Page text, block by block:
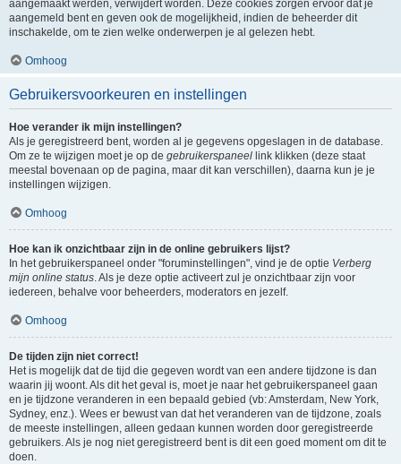
aangemaakt werden, verwijdert worden. Deze cookies zorgen ervoor dat je
aangemeld bent en geven ook de mogelijkheid, indien de beheerder dit
inschakelde, om te zien welke onderwerpen je al gelezen hebt.
Omhoog
Gebruikersvoorkeuren en instellingen
Hoe verander ik mijn instellingen?
Als je geregistreerd bent, worden al je gegevens opgeslagen in de database.
Om ze te wijzigen moet je op de gebruikerspaneel link klikken (deze staat
meestal bovenaan op de pagina, maar dit kan verschillen), daarna kun je je
instellingen wijzigen.
Omhoog
Hoe kan ik onzichtbaar zijn in de online gebruikers lijst?
In het gebruikerspaneel onder "foruminstellingen", vind je de optie Verberg
mijn online status. Als je deze optie activeert zul je onzichtbaar zijn voor
iedereen, behalve voor beheerders, moderators en jezelf.
Omhoog
De tijden zijn niet correct!
Het is mogelijk dat de tijd die gegeven wordt van een andere tijdzone is dan
waarin jij woont. Als dit het geval is, moet je naar het gebruikerspaneel gaan
en je tijdzone veranderen in een bepaald gebied (vb: Amsterdam, New York,
Sydney, enz.). Wees er bewust van dat het veranderen van de tijdzone, zoals
de meeste instellingen, alleen gedaan kunnen worden door geregistreerde
gebruikers. Als je nog niet geregistreerd bent is dit een goed moment om dit te
doen.